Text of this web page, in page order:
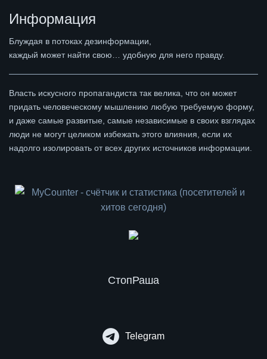
Информация
Блуждая в потоках дезинформации,
каждый может найти свою… удобную для него правду.
Власть искусного пропагандиста так велика, что он может
придать человеческому мышлению любую требуемую форму,
и даже самые развитые, самые независимые в своих взглядах
люди не могут целиком избежать этого влияния, если их
надолго изолировать от всех других источников информации.
СтопРаша
Telegram